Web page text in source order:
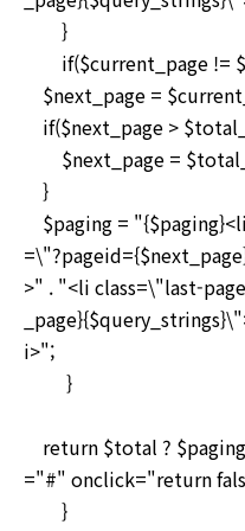
}
if($current_page !=
$next_page =
if($next_page >
$next_page =
}
$paging =
>" . "<li class=\"last-
i>";
}
return $total ?
="#" onclick="return
}